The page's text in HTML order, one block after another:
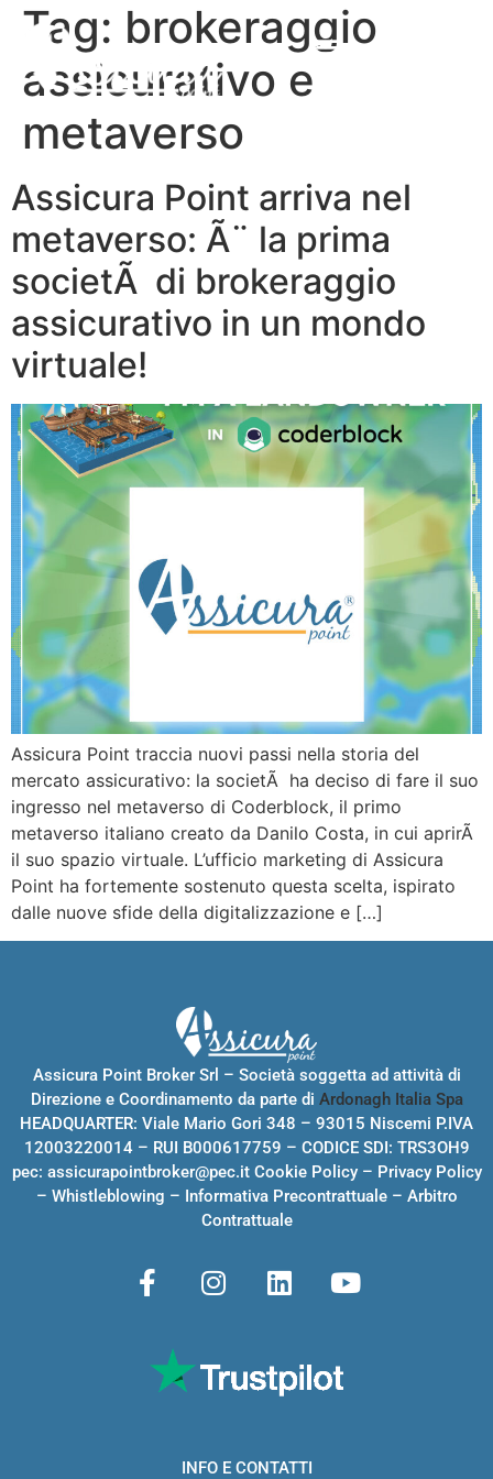
Tag: brokeraggio
assicurativo e
metaverso
Assicura Point arriva nel
metaverso: Ã¨ la prima
societÃ di brokeraggio
assicurativo in un mondo
virtuale!
Assicura Point traccia nuovi passi nella storia del
mercato assicurativo: la societÃ ha deciso di fare il suo
ingresso nel metaverso di Coderblock, il primo
metaverso italiano creato da Danilo Costa, in cui aprirÃ
il suo spazio virtuale. L’ufficio marketing di Assicura
Point ha fortemente sostenuto questa scelta, ispirato
dalle nuove sfide della digitalizzazione e […]
Assicura Point Broker Srl – Società soggetta ad attività di
Direzione e Coordinamento da parte di Ardonagh Italia Spa
HEADQUARTER: Viale Mario Gori 348 – 93015 Niscemi P.IVA
12003220014 – RUI B000617759 – CODICE SDI: TRS3OH9
pec: assicurapointbroker@pec.it Cookie Policy– Privacy Policy
– Whistleblowing – Informativa Precontrattuale– Arbitro
Contrattuale
INFO E CONTATTI